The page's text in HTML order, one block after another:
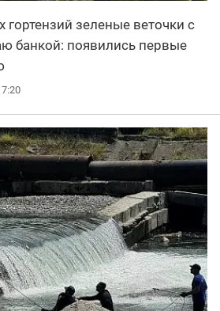
зеленые веточки с
банкой: появились первые